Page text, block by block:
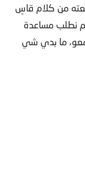
من كلام قاسٍ
نطلب مساعدة
ما بدي شي